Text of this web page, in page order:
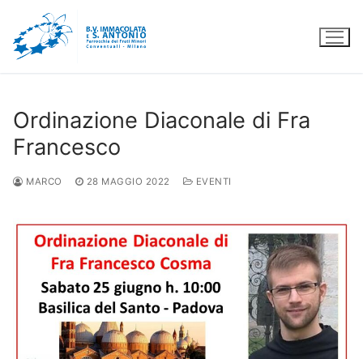
contenuto
Ordinazione Diaconale di Fra
Francesco
MARCO 28 MAGGIO 2022 EVENTI